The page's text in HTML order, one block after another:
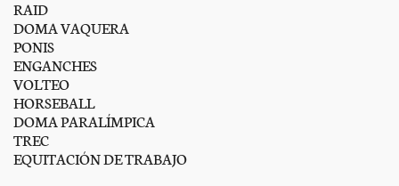
RAID
DOMA VAQUERA
PONIS
ENGANCHES
VOLTEO
HORSEBALL
DOMA PARALÍMPICA
TREC
EQUITACIÓN DE TRABAJO